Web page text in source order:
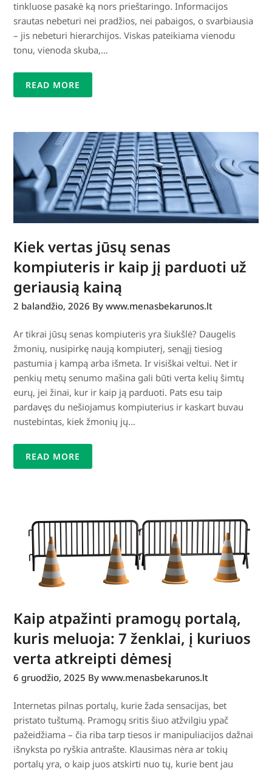
tinkluose pasakė ką nors prieštaringo. Informacijos
srautas nebeturi nei pradžios, nei pabaigos, o svarbiausia
– jis nebeturi hierarchijos. Viskas pateikiama vienodu
tonu, vienoda skuba,…
READ MORE
Kiek vertas jūsų senas
kompiuteris ir kaip jį parduoti už
geriausią kainą
2 balandžio, 2026 By www.menasbekarunos.lt
Ar tikrai jūsų senas kompiuteris yra šiukšlė? Daugelis
žmonių, nusipirkę naują kompiuterį, senąjį tiesiog
pastumia į kampą arba išmeta. Ir visiškai veltui. Net ir
penkių metų senumo mašina gali būti verta kelių šimtų
eurų, jei žinai, kur ir kaip ją parduoti. Pats esu taip
pardavęs du nešiojamus kompiuterius ir kaskart buvau
nustebintas, kiek žmonių jų…
READ MORE
Kaip atpažinti pramogų portalą,
kuris meluoja: 7 ženklai, į kuriuos
verta atkreipti dėmesį
6 gruodžio, 2025 By www.menasbekarunos.lt
Internetas pilnas portalų, kurie žada sensacijas, bet
pristato tuštumą. Pramogų sritis šiuo atžvilgiu ypač
pažeidžiama – čia riba tarp tiesos ir manipuliacijos dažnai
išnyksta po ryškia antrašte. Klausimas nėra ar tokių
portalų yra, o kaip juos atskirti nuo tų, kurie bent jau